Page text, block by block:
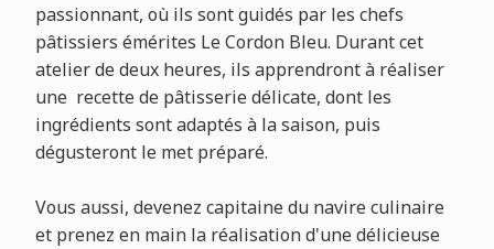
passionnant, où ils sont guidés par les chefs
pâtissiers émérites Le Cordon Bleu. Durant cet
atelier de deux heures, ils apprendront à réaliser
une recette de pâtisserie délicate, dont les
ingrédients sont adaptés à la saison, puis
dégusteront le met préparé.
Vous aussi, devenez capitaine du navire culinaire
et prenez en main la réalisation d'une délicieuse